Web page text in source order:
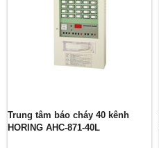
Trung tâm báo cháy 40 kênh
HORING AHC-871-40L